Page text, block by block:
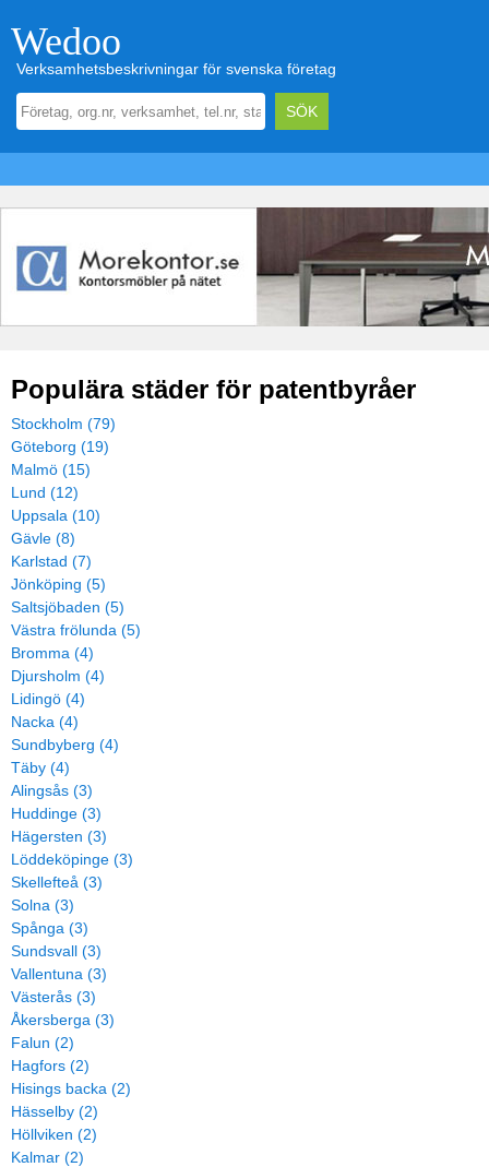
Wedoo
Verksamhetsbeskrivningar för svenska företag
Populära städer för patentbyråer
Stockholm (79)
Göteborg (19)
Malmö (15)
Lund (12)
Uppsala (10)
Gävle (8)
Karlstad (7)
Jönköping (5)
Saltsjöbaden (5)
Västra frölunda (5)
Bromma (4)
Djursholm (4)
Lidingö (4)
Nacka (4)
Sundbyberg (4)
Täby (4)
Alingsås (3)
Huddinge (3)
Hägersten (3)
Löddeköpinge (3)
Skellefteå (3)
Solna (3)
Spånga (3)
Sundsvall (3)
Vallentuna (3)
Västerås (3)
Åkersberga (3)
Falun (2)
Hagfors (2)
Hisings backa (2)
Hässelby (2)
Höllviken (2)
Kalmar (2)